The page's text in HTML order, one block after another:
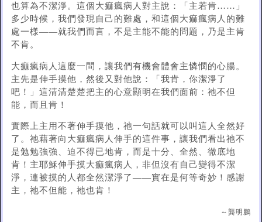
也算為不潔淨。這個大痲瘋病人對主說：「主若肯……」
多少時候，我們發現自己的難處，和這個大痲瘋病人的難
處一樣——就我們而言，不是主能不能的問題，乃是主肯
不肯。
大痲瘋病人這麼一問，讓我們有機會體會主憐憫的心腸。
主先是伸手摸他，然後又對他說：「我肯，你潔淨了
吧！」這清清楚楚把主的心意顯明在我們面前：祂不但
能，而且肯！
實際上主用不著伸手摸他，祂一句話就可以叫這人全然好
了。祂藉著向大痲瘋病人伸手的這件事，讓我們看出祂不
是勉勉強強、迫不得已地肯，而是十分、全然、徹底地
肯！主耶穌伸手摸大痲瘋病人，非但沒有自己變得不潔
淨，連被摸的人都全然潔淨了——實在是何等奇妙！感謝
主，祂不但能，祂也肯！
～龔明鵬